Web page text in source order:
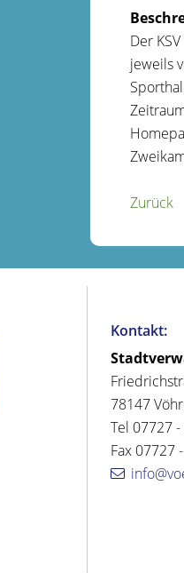
Der
jeweils
Zurück
Kontakt:
78147
Tel 07727
Fax 07727